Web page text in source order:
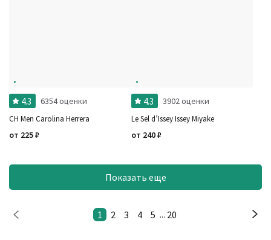
4.3 6354 оценки
CH Men Carolina Herrera
от 225₽
4.3 3902 оценки
Le Sel d’Issey Issey Miyake
от 240₽
Показать еще
1 2 3 4 5 ... 20